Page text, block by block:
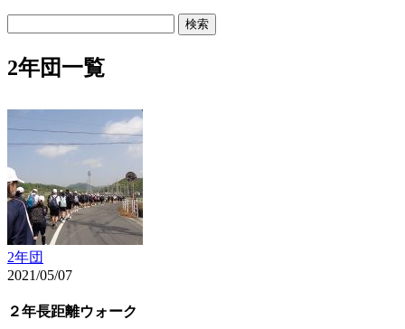
2年団一覧
2年団
2021/05/07
２年長距離ウォーク